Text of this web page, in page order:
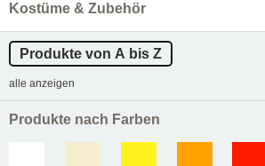
Kostüme & Zubehör
Produkte von A bis Z
alle anzeigen
Produkte nach Farben